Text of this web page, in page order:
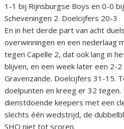
1-1 bij Rijnsburgse Boys en 0-0
Scheveningen 2. Doelcijfers 20-3
En in het derde part van acht
overwinningen en een nederlaag
tegen Capelle 2, dat ook lang in
blijven, en een week later een 2-2
Gravenzande. Doelcijfers 31-15.
doelpunten en kreeg er 32
dienstdoende keepers met een
slechts één wedstrijd, de
SHO niet tot scoren.